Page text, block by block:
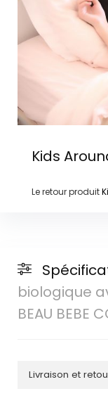
Kids
Le retour produit
biologique
BEAU BEBE
Livraison et